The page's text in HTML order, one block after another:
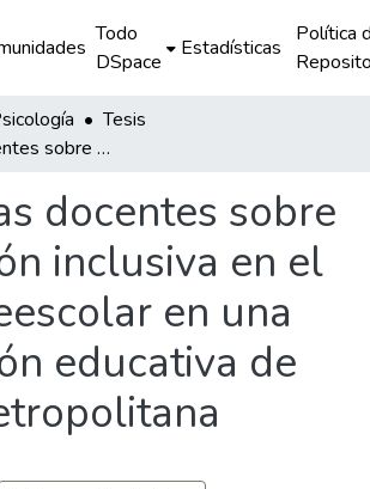
Todo
DSpace
Estadísticas
Política
Tesis
Creencias docentes sobre educación inclusiva en el nivel preescolar en una institución educativa de Lima Metropolitana
docentes sobre
inclusiva en el
en una
educativa de